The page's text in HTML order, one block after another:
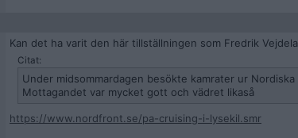
Kan det ha varit den här tillställningen som Fredrik
Citat:
Under midsommardagen besökte kamrater ur
Mottagandet var mycket gott och vädret likaså
https://www.nordfront.se/pa-cruising-i-lysekil.smr